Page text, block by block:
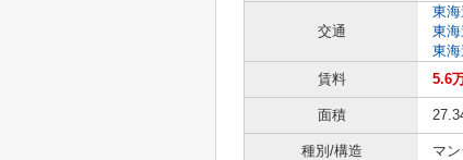
交通
東
東
東
賃料
5.6
面積
種別/構造 マ